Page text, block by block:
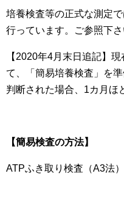
培養検査等の正式な測定
行っています。ご参照下さ
【2020年4月末日追記】
て、「簡易培養検査」を
判断された場合、1カ月ほ
【簡易検査の方法】
ATPふき取り検査（A3法）